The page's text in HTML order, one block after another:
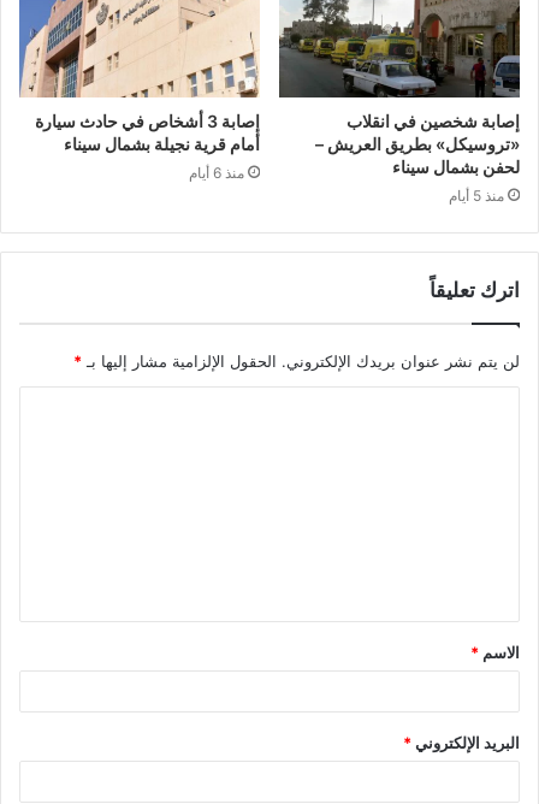
إصابة شخصين في انقلاب
«تروسيكل» بطريق العريش –
لحفن بشمال سيناء
منذ 5 أيام
إصابة 3 أشخاص في حادث سيارة
أمام قرية نجيلة بشمال سيناء
منذ 6 أيام
اترك تعليقاً
لن يتم نشر عنوان بريدك الإلكتروني. الحقول الإلزامية مشار إليها بـ *
الاسم *
البريد الإلكتروني*